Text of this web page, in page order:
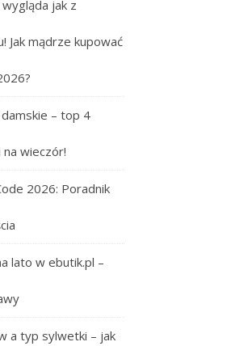
jak z
Jak mądrze kupować
– top 4
wieczór!
2026: Poradnik
lato w ebutik.pl –
a typ sylwetki – jak